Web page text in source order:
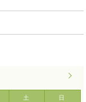
土 日
3月